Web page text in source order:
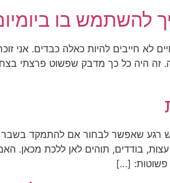
להשתמש בו
לא חייבים להיות כאלה כבדים. אני
זה היה כל כך מדבק שפשוט פרצתי
יש רגע שאפשר לבחור אם להתמקד בשבר
בודדים, תוהים לאן ללכת מכאן. האם
פשוטות: […]